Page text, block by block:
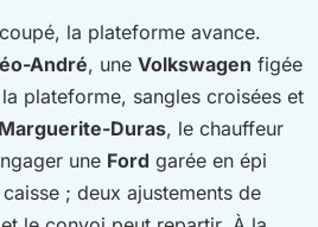
la plateforme avance.
André, une Volkswagen figée
plateforme, sangles croisées et
Marguerite-Duras, le chauffeur
une Ford garée en épi
; deux ajustements de